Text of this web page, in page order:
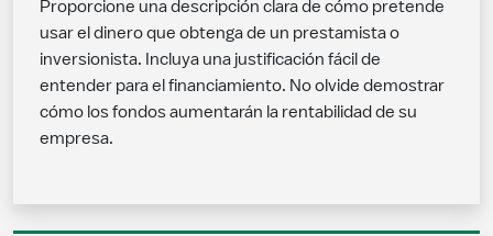
Proporcione una descripción clara de cómo pretende
usar el dinero que obtenga de un prestamista o
inversionista. Incluya una justificación fácil de
entender para el financiamiento. No olvide demostrar
cómo los fondos aumentarán la rentabilidad de su
empresa.